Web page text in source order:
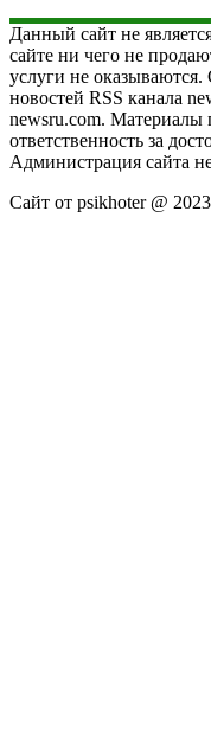
Данный сайт не
сайте ни чего не
услуги не оказываются.
новостей RSS канала
newsru.com. Материалы
ответственность за
Администрация сайта
Сайт от psikhoter @ 2023